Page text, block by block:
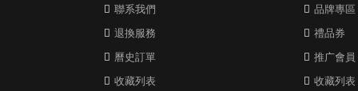
聯系我們
退換服務
曆史訂單
收藏列表
品牌專區
禮品券
推广會員
收藏列表